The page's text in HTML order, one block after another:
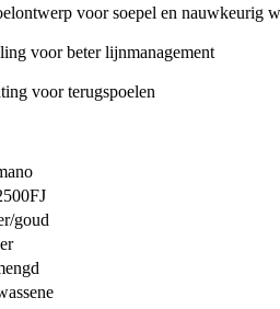
voor soepel en nauwkeurig
voor beter lijnmanagement
voor terugspoelen
goud